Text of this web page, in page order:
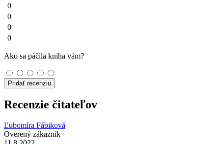
0
0
0
0
Ako sa páčila kniha vám?
Pridať recenziu
Recenzie čitateľov
Ľubomíra Fábiková
Overený zákazník